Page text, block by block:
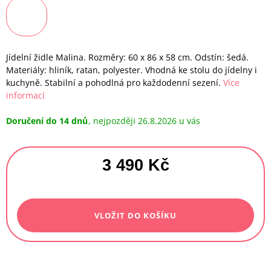
Jídelní židle Malina. Rozměry: 60 x 86 x 58 cm. Odstín: šedá.
Materiály: hliník, ratan, polyester. Vhodná ke stolu do jídelny i
kuchyně. Stabilní a pohodlná pro každodenní sezení. Více
informací
Doručení do 14 dnů 26.8.2026
3 490 Kč
VLOŽIT DO KOŠÍKU